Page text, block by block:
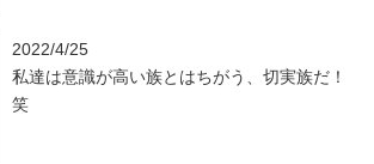
2022/4/25
私達は意識が高い族とはちがう、切実族だ！
笑